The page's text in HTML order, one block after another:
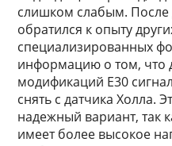
слишком слабым. После
обратился к опыту
специализированных
информацию о том, что
модификаций E30
снять с датчика Холла.
надежный вариант, так
имеет более высокое